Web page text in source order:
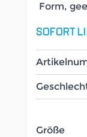
Form,
SOFORT
Größe